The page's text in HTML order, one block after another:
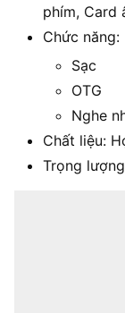
phím, Card
Chức năng:
Sạc
OTG
Nghe
Chất liệu:
Trọng